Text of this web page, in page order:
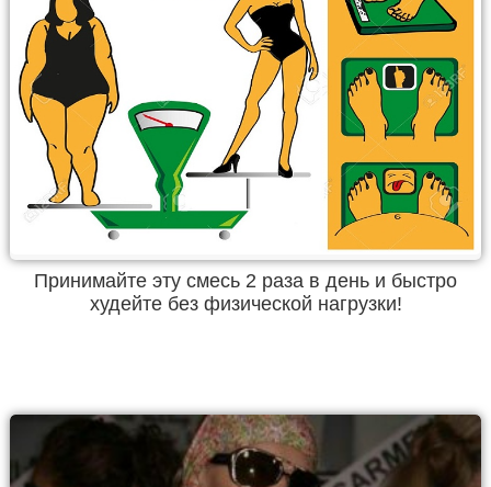
Принимайте эту смесь 2 раза в день и быстро
худейте без физической нагрузки!